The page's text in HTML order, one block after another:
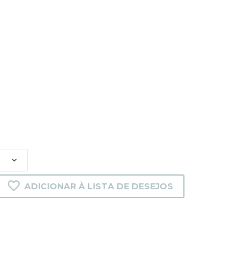
ADICIONAR À LISTA DE DESEJOS